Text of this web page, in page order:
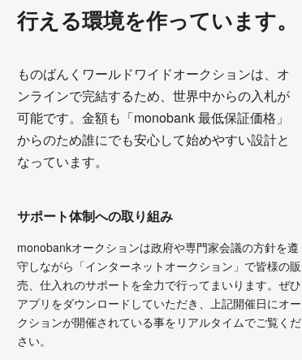
行える環境を作っています。
ものばんくワールドワイドオークションは、オ
ンラインで完結するため、世界中からの入札が
可能です。金額も「monobank 最低保証価格」
からのため誰にでも安心して始めやすい設計と
なっています。
サポート体制への取り組み
monobankオークションは政府や専門家会議の方針を遵
守しながら「インターネットオークション」で皆様の販
売、仕入れのサポートを全力で行ってまいります。ぜひ
アプリをダウンロードしていただき、上記開催日にオー
クションが開催されている事をリアルタイムでご覧くだ
さい。